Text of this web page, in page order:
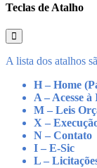
Teclas de Atalho
A lista dos atalhos
H – Home
A – Acesse
M – Leis
X –
N – Contato
I – E-Sic
L –